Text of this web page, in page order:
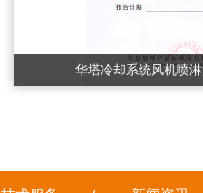
华塔冷却系统风机喷